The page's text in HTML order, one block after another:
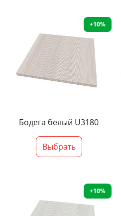
+10%
Бодега белый U3180
Выбрать
+10%